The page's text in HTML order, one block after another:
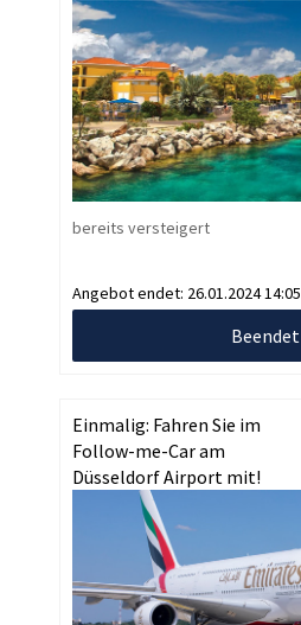
bereits versteigert
Angebot endet: 26.01.2024 14:05
Beendet
Einmalig: Fahren Sie im
Follow-me-Car am
Düsseldorf Airport mit!